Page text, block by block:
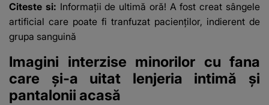
fanilor
Citeste si: Informații de ultimă oră! A fost creat sângele
artificial care poate fi tranfuzat pacienților, indierent de
grupa sanguină
Imagini interzise minorilor cu fana
care și-a uitat lenjeria intimă și
pantalonii acasă